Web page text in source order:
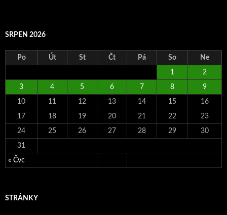
SRPEN 2026
Po Út St Čt Pá So Ne
« Čvc
1 2
3 4 5 6 7 8 9
10 11 12 13 14 15 16
17 18 19 20 21 22 23
24 25 26 27 28 29 30
31
STRÁNKY